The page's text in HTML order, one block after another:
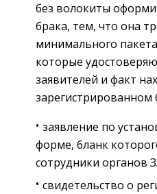
без волокиты
брака, тем, что она
минимального
которые
заявителей и факт
зарегистрированном
заявление по
форме, бланк
сотрудники органов
свидетельство о